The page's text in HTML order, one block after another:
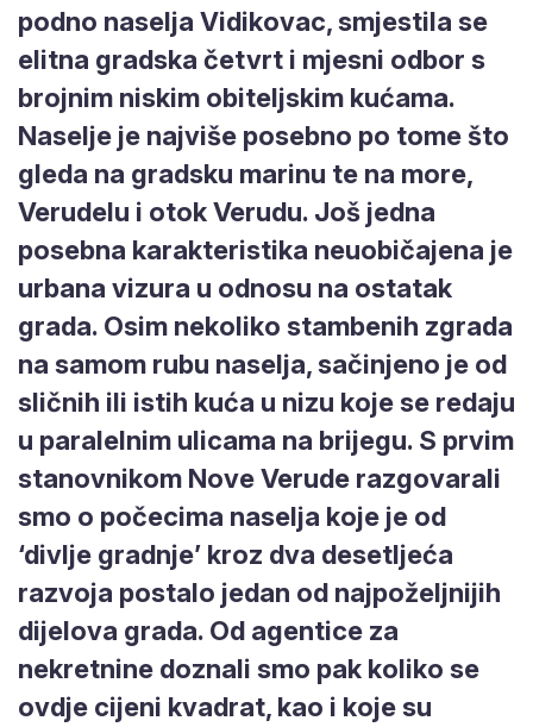
podno naselja Vidikovac, smjestila se
elitna gradska četvrt i mjesni odbor s
brojnim niskim obiteljskim kućama.
Naselje je najviše posebno po tome što
gleda na gradsku marinu te na more,
Verudelu i otok Verudu. Još jedna
posebna karakteristika neuobičajena je
urbana vizura u odnosu na ostatak
grada. Osim nekoliko stambenih zgrada
na samom rubu naselja, sačinjeno je od
sličnih ili istih kuća u nizu koje se redaju
u paralelnim ulicama na brijegu. S prvim
stanovnikom Nove Verude razgovarali
smo o počecima naselja koje je od
‘divlje gradnje’ kroz dva desetljeća
razvoja postalo jedan od najpoželjnijih
dijelova grada. Od agentice za
nekretnine doznali smo pak koliko se
ovdje cijeni kvadrat, kao i koje su